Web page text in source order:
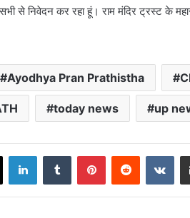
से निवेदन कर रहा हूं। राम मंदिर ट्रस्ट के
Ayodhya Pran Prathistha
today news up
LinkedInTumblr PinterestReddit